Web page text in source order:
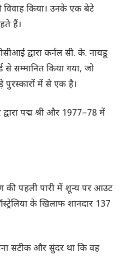
किया। उनके एक बेटे
हैं।
द्वारा कर्नल सी. के. नायडू
से सम्मानित किया गया, जो
पुरस्कारों में से एक है।
पद्म श्री और 1977–78 में
की पहली पारी में शून्य पर आउट
के खिलाफ शानदार 137
सटीक और सुंदर था कि वह